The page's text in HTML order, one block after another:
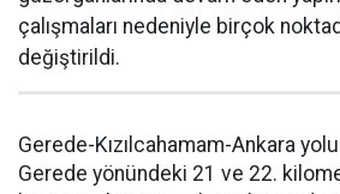
çalışmaları nedeniyle birçok
değiştirildi.
Gerede-Kızılcahamam-Ankara
Gerede yönündeki 21 ve 22.